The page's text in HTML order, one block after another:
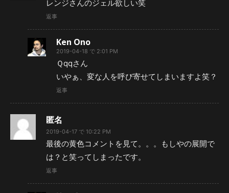
レンジさんのジェル欲しい笑
返事
Ken Ono
2019-04-18 で 2:01 PM
Ｑqqさん
いやぁ、変な人を呼び寄せてしまいますよ笑？
返事
匿名
2019-04-17 で 10:22 PM
最後の黄色コメントを見て。。。もしやの展開で
は？と笑ってしまったです。
返事